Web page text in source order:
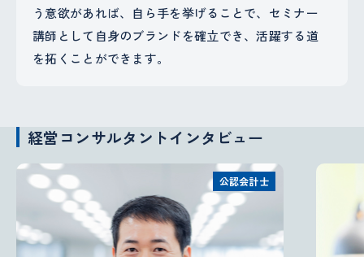
う意欲があれば、自ら手を挙げることで、セミナー
講師として自身のブランドを確立でき、活躍する道
を拓くことができます。
経営コンサルタントインタビュー
公認会計士